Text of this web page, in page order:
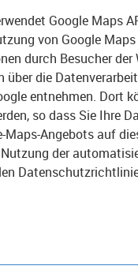
Google Maps
von Google
durch Besucher
die
entnehmen. Dort
so dass Sie Ihre
Maps-Angebots auf
der